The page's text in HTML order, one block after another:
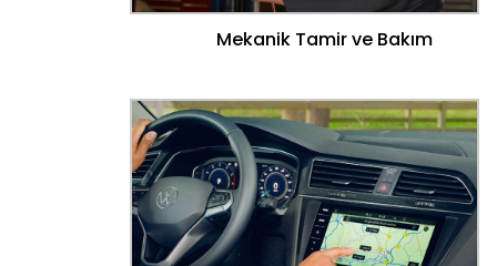
Mekanik Tamir ve Bakım